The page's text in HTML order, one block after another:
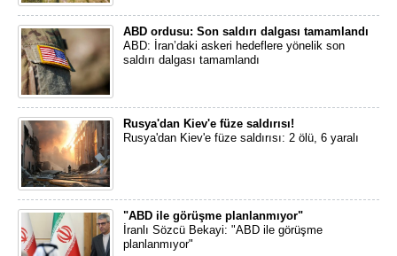
ABD ordusu: Son saldırı dalgası tamamlandı
ABD: İran’daki askeri hedeflere yönelik son
saldırı dalgası tamamlandı
Rusya'dan Kiev'e füze saldırısı!
Rusya'dan Kiev'e füze saldırısı: 2 ölü, 6 yaralı
"ABD ile görüşme planlanmıyor"
İranlı Sözcü Bekayi: "ABD ile görüşme
planlanmıyor"